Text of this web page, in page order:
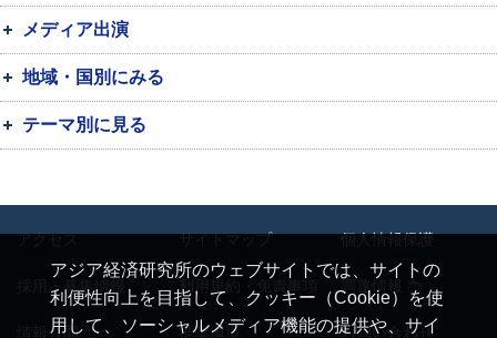
メディア出演
地域・国別にみる
テーマ別に見る
アジア経済研究所のウェブサイトでは、サイトの
利便性向上を目指して、クッキー（Cookie）を使
用して、ソーシャルメディア機能の提供や、サイ
アクセス サイトマップ 個人情報保護
採用・募集情報 利用規約・免責事項
情報公開 推奨環境 お問い合わせ